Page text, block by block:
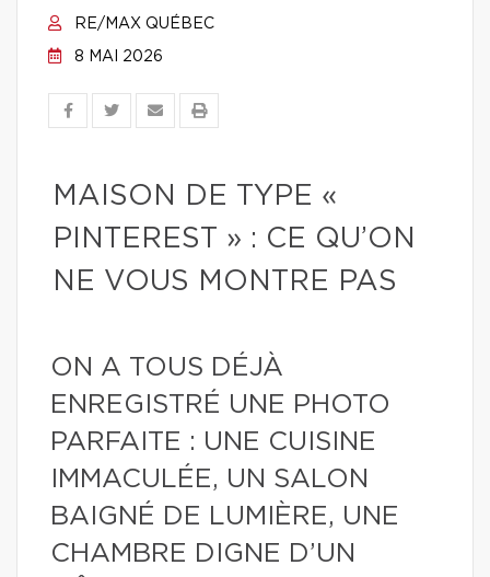
RE/MAX QUÉBEC
8 MAI 2026
MAISON DE TYPE «
PINTEREST » : CE QU’ON
NE VOUS MONTRE PAS
ON A TOUS DÉJÀ
ENREGISTRÉ UNE PHOTO
PARFAITE : UNE CUISINE
IMMACULÉE, UN SALON
BAIGNÉ DE LUMIÈRE, UNE
CHAMBRE DIGNE D’UN